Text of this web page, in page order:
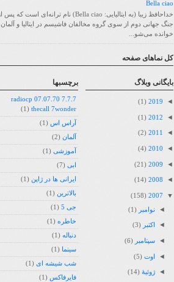
Bella ciao
خداحافظ زیبا (به ایتالیایی: Bella ciao) نام ترانه‌ای است که پس از
جنگ جهانی دوم از سوی گروه مخالفان فاشیسم در ایتالیا و
خوانده می‌شو...
کل نماهای صفحه
برچسبها
7.7.7 07.07.70 radiocp
thecall 7wonder
(1)
آراس اس (1)
آلمان (2)
آموزشی (1)
ابی (7)
ایرانی ها در ژاپن (1)
بالاترین (1)
جی 5 (1)
خاطره (1)
دنباله (1)
سینما (1)
شب شیشه ای (1)
فایرفاکس (1)
بايگانی وبلاگ
◄
2019
(1)
◄
2012
(1)
◄
2011
(2)
◄
2010
(4)
◄
2009
(21)
◄
2008
(14)
▼
2007
(158)
◄ نوامبر (1)
◄ اکتبر (3)
◄ سپتامبر (6)
◄ اوت (5)
◄ ژوئیهٔ (14)